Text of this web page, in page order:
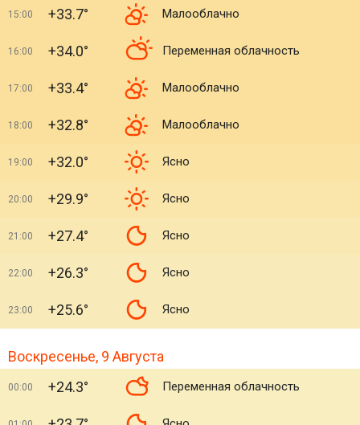
15:00 +33.7° Малооблачно
16:00 +34.0° Переменная облачность
17:00 +33.4° Малооблачно
18:00 +32.8° Малооблачно
19:00 +32.0° Ясно
20:00 +29.9° Ясно
21:00 +27.4° Ясно
22:00 +26.3° Ясно
23:00 +25.6° Ясно
Воскресенье, 9 Августа
00:00 +24.3° Переменная облачность